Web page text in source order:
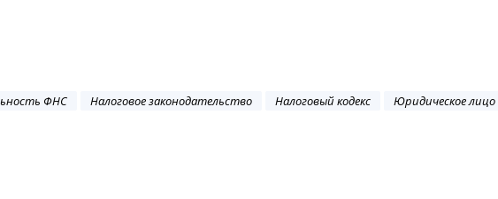
ФНС Налоговое законодательство Налоговый кодекс Юридическое лицо